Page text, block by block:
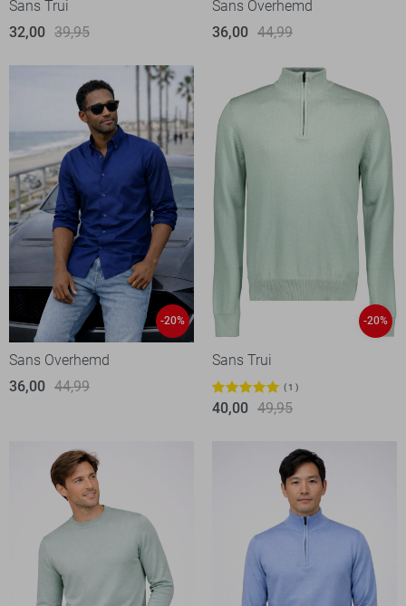
Sans Trui
32,00 39,95
Sans Overhemd
36,00 44,99
-20%
Sans Overhemd
36,00 44,99
-20%
Sans Trui
1
40,00 49,95